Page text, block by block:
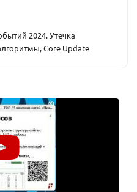
2024. Утечка
Core Update